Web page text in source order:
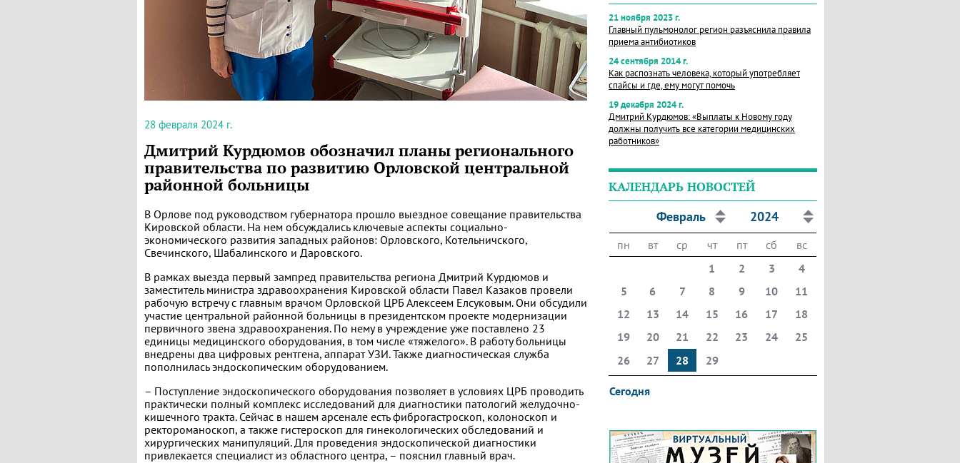
28 февраля 2024 г.
Дмитрий Курдюмов обозначил планы регионального
правительства по развитию Орловской центральной
районной больницы
В Орлове под руководством губернатора прошло выездное совещание правительства
Кировской области. На нем обсуждались ключевые аспекты социально-
экономического развития западных районов: Орловского, Котельничского,
Свечинского, Шабалинского и Даровского.
В рамках выезда первый зампред правительства региона Дмитрий Курдюмов и
заместитель министра здравоохранения Кировской области Павел Казаков провели
рабочую встречу с главным врачом Орловской ЦРБ Алексеем Елсуковым. Они обсудили
участие центральной районной больницы в президентском проекте модернизации
первичного звена здравоохранения. По нему в учреждение уже поставлено 23
единицы медицинского оборудования, в том числе «тяжелого». В работу больницы
внедрены два цифровых рентгена, аппарат УЗИ. Также диагностическая служба
пополнилась эндоскопическим оборудованием.
– Поступление эндоскопического оборудования позволяет в условиях ЦРБ проводить
практически полный комплекс исследований для диагностики патологий желудочно-
кишечного тракта. Сейчас в нашем арсенале есть фиброгастроскоп, колоноскоп и
ректороманоскоп, а также гистероскоп для гинекологических обследований и
хирургических манипуляций. Для проведения эндоскопической диагностики
привлекается специалист из областного центра, – пояснил главный врач.
21 ноября 2023 г.
Главный пульмонолог регион разъяснила правила
приема антибиотиков
24 сентября 2014 г.
Как распознать человека, который употребляет
спайсы и где, ему могут помочь
19 декабря 2024 г.
Дмитрий Курдюмов: «Выплаты к Новому году
должны получить все категории медицинских
работников»
КАЛЕНДАРЬ НОВОСТЕЙ
Февраль 2024
пн вт ср чт пт сб
вс
1
2 3
4
5
6 7 8 9 10
11
12
13 14 15 16 17
18
19
20 21 22 23 24
25
26
27 28 29
Сегодня